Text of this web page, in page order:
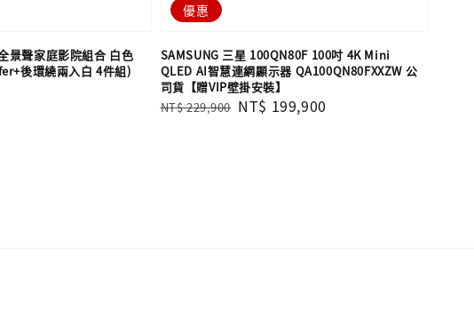
景聲家庭影院組合 白色
後環繞兩入白 4件組)
優惠
SAMSUNG 三星 100QN80F 100吋 4K Mini
QLED AI智慧連網顯示器 QA100QN80FXXZW 公
司貨【贈VIP壁掛安裝】
Regular
NT$ 229,900 Sale
NT$ 199,900